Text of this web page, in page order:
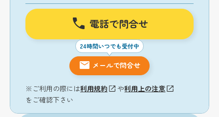
電話で問合せ
24時間いつでも受付中
メールで問合せ
※ご利用の際には利用規約 や利用上の注意
をご確認下さい